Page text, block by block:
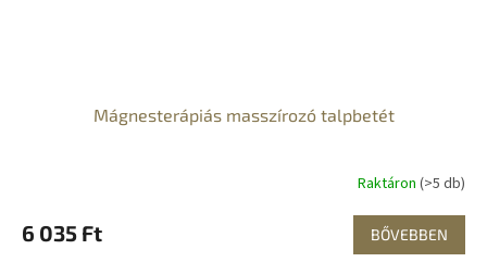
Mágnesterápiás masszírozó talpbetét
Raktáron (>5 db)
6 035 Ft BŐVEBBEN